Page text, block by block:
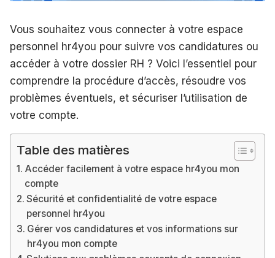
Vous souhaitez vous connecter à votre espace
personnel hr4you pour suivre vos candidatures ou
accéder à votre dossier RH ? Voici l’essentiel pour
comprendre la procédure d’accès, résoudre vos
problèmes éventuels, et sécuriser l’utilisation de
votre compte.
Table des matières
Accéder facilement à votre espace hr4you mon
compte
Sécurité et confidentialité de votre espace
personnel hr4you
Gérer vos candidatures et vos informations sur
hr4you mon compte